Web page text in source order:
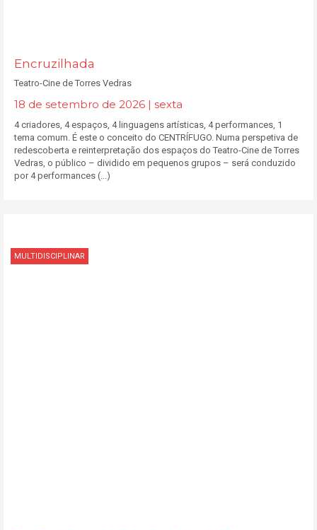
Encruzilhada
Teatro-Cine de Torres Vedras
18 de setembro de 2026 | sexta
4 criadores, 4 espaços, 4 linguagens artísticas, 4 performances, 1
tema comum. É este o conceito do CENTRÍFUGO. Numa perspetiva de
redescoberta e reinterpretação dos espaços do Teatro-Cine de Torres
Vedras, o público – dividido em pequenos grupos – será conduzido
por 4 performances (...)
MULTIDISCIPLINAR